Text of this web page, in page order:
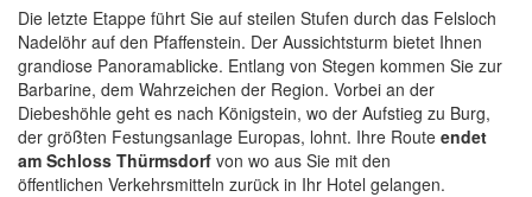
Die letzte Etappe führt Sie auf steilen Stufen durch das Felsloch
Nadelöhr auf den Pfaffenstein. Der Aussichtsturm bietet Ihnen
grandiose Panoramablicke. Entlang von Stegen kommen Sie zur
Barbarine, dem Wahrzeichen der Region. Vorbei an der
Diebeshöhle geht es nach Königstein, wo der Aufstieg zu Burg,
der größten Festungsanlage Europas, lohnt. Ihre Route endet
am Schloss Thürmsdorf von wo aus Sie mit den
öffentlichen Verkehrsmitteln zurück in Ihr Hotel gelangen.